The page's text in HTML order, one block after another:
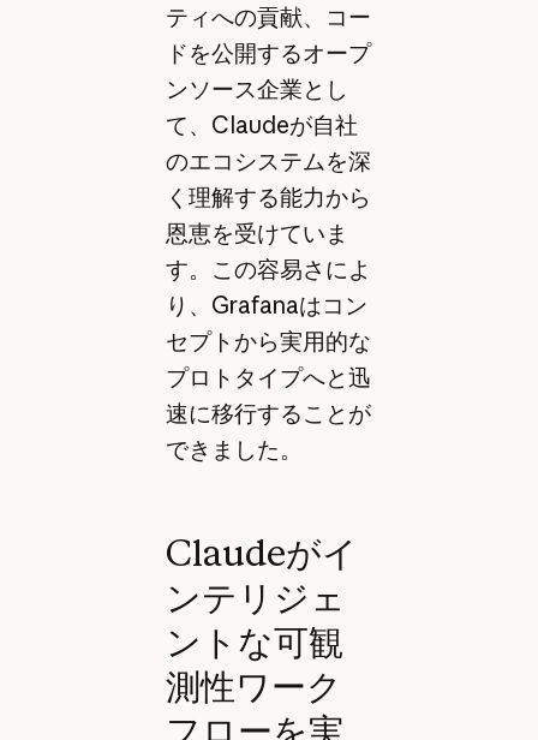
ティへの貢献、コー
ドを公開するオープ
ンソース企業とし
て、Claudeが自社
のエコシステムを深
く理解する能力から
恩恵を受けていま
す。この容易さによ
り、Grafanaはコン
セプトから実用的な
プロトタイプへと迅
速に移行することが
できました。
Claudeがイ
ンテリジェ
ントな可観
測性ワーク
フローを実